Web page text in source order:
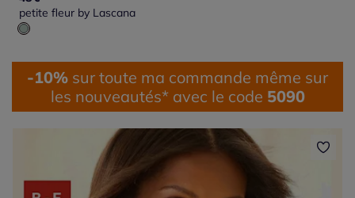
petite fleur by Lascana
-10% sur toute ma commande même sur
les nouveautés* avec le code 5090